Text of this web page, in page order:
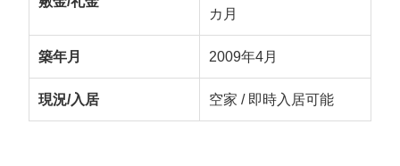
カ月
築年月 2009年4月
現況/入居 空家 / 即時入居可能